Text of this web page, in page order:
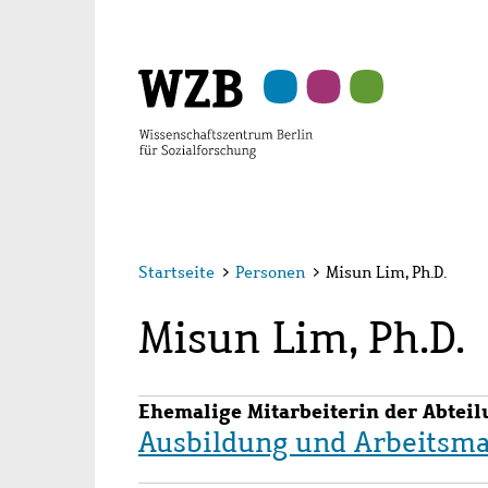
Startseite > Personen > Misun Lim, Ph.D.
Misun Lim, Ph.D.
Ehemalige Mitarbeiterin der
Ausbildung und